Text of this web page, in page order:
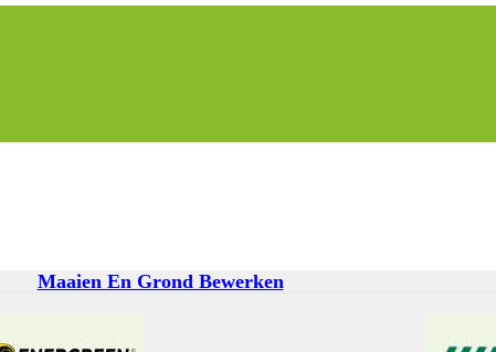
Maaien En Grond Bewerken